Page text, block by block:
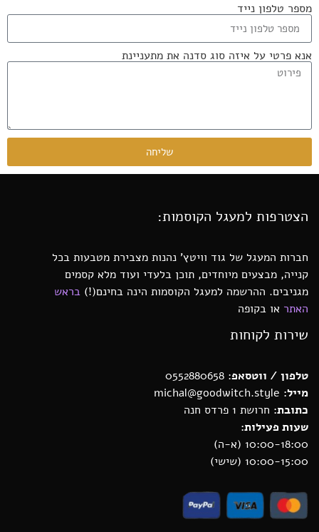
מספר טלפון נייד
אנא פרטי על איזה סוג סדנה את מתעניינת
שליחה
הצטרפות למעגל הקוסמות:
חברות המעגל של גוד וויטץ’ נהנות מצבירת מטבעות בכל
קנייה, מבצעים מיוחדים, תוכן בלעדי ועוד מלא קסמים
מגניבים. ההרשמה למעגל הקוסמות הינה בחינם(!) בראש
האתר או בקופה
שירות לקוחות
טלפון / ווטסאפ: 0552880658
מייל:
כתובת: חרושת 1 פרדס חנה
שעות פעילות:
10:00-18:00 (א-ה)
10:00-15:00 (שישי)